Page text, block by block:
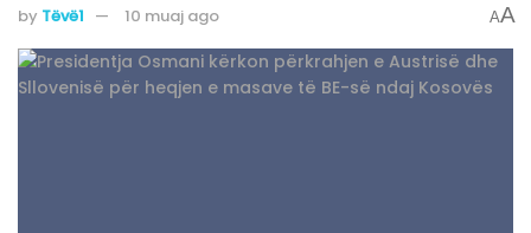
by Tëvë1 10 muaj ago AA